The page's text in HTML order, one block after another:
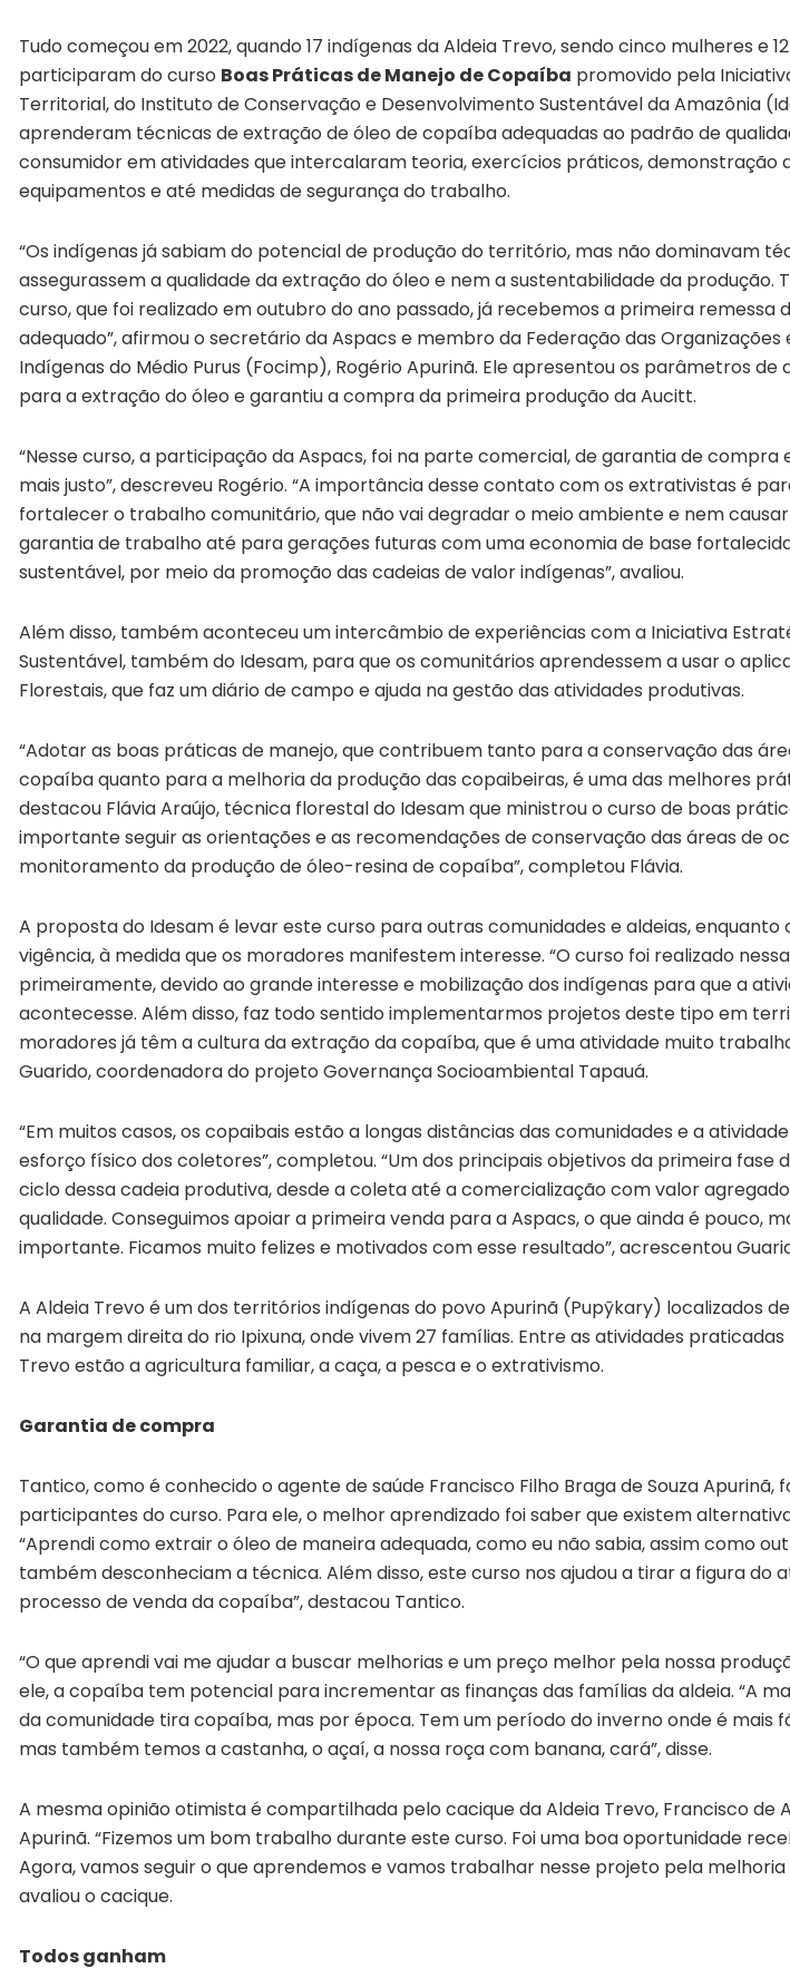
Tudo começou em 2022, quando 17 indígenas da Aldeia Trevo, sendo cinco mulheres e
participaram do curso Boas Práticas de Manejo de Copaíba promovido pela
Territorial, do Instituto de Conservação e Desenvolvimento Sustentável da Amazônia
aprenderam técnicas de extração de óleo de copaíba adequadas ao padrão de
consumidor em atividades que intercalaram teoria, exercícios práticos, demonstração
equipamentos e até medidas de segurança do trabalho.
“Os indígenas já sabiam do potencial de produção do território, mas não dominavam
assegurassem a qualidade da extração do óleo e nem a sustentabilidade da produção.
curso, que foi realizado em outubro do ano passado, já recebemos a primeira remessa
adequado”, afirmou o secretário da Aspacs e membro da Federação das Organizações
Indígenas do Médio Purus (Focimp), Rogério Apurinã. Ele apresentou os parâmetros de
para a extração do óleo e garantiu a compra da primeira produção da Aucitt.
“Nesse curso, a participação da Aspacs, foi na parte comercial, de garantia de compra
mais justo”, descreveu Rogério. “A importância desse contato com os extrativistas é
fortalecer o trabalho comunitário, que não vai degradar o meio ambiente e nem causar
garantia de trabalho até para gerações futuras com uma economia de base
sustentável, por meio da promoção das cadeias de valor indígenas”, avaliou.
Além disso, também aconteceu um intercâmbio de experiências com a Iniciativa
Sustentável, também do Idesam, para que os comunitários aprendessem a usar o
Florestais, que faz um diário de campo e ajuda na gestão das atividades produtivas.
“Adotar as boas práticas de manejo, que contribuem tanto para a conservação das
copaíba quanto para a melhoria da produção das copaibeiras, é uma das melhores
destacou Flávia Araújo, técnica florestal do Idesam que ministrou o curso de boas
importante seguir as orientações e as recomendações de conservação das áreas de
monitoramento da produção de óleo-resina de copaíba”, completou Flávia.
A proposta do Idesam é levar este curso para outras comunidades e aldeias,
vigência, à medida que os moradores manifestem interesse. “O curso foi realizado
primeiramente, devido ao grande interesse e mobilização dos indígenas para que a
acontecesse. Além disso, faz todo sentido implementarmos projetos deste tipo em
moradores já têm a cultura da extração da copaíba, que é uma atividade muito
Guarido, coordenadora do projeto Governança Socioambiental Tapauá.
“Em muitos casos, os copaibais estão a longas distâncias das comunidades e a
esforço físico dos coletores”, completou. “Um dos principais objetivos da primeira fase
ciclo dessa cadeia produtiva, desde a coleta até a comercialização com valor
qualidade. Conseguimos apoiar a primeira venda para a Aspacs, o que ainda é pouco,
importante. Ficamos muito felizes e motivados com esse resultado”, acrescentou
A Aldeia Trevo é um dos territórios indígenas do povo Apurinã (Pupỹkary) localizados
na margem direita do rio Ipixuna, onde vivem 27 famílias. Entre as atividades
Trevo estão a agricultura familiar, a caça, a pesca e o extrativismo.
Garantia de compra
Tantico, como é conhecido o agente de saúde Francisco Filho Braga de Souza Apurinã,
participantes do curso. Para ele, o melhor aprendizado foi saber que existem
“Aprendi como extrair o óleo de maneira adequada, como eu não sabia, assim como
também desconheciam a técnica. Além disso, este curso nos ajudou a tirar a figura do
processo de venda da copaíba”, destacou Tantico.
“O que aprendi vai me ajudar a buscar melhorias e um preço melhor pela nossa
ele, a copaíba tem potencial para incrementar as finanças das famílias da aldeia. “A
da comunidade tira copaíba, mas por época. Tem um período do inverno onde é mais
mas também temos a castanha, o açaí, a nossa roça com banana, cará”, disse.
A mesma opinião otimista é compartilhada pelo cacique da Aldeia Trevo, Francisco de
Apurinã. “Fizemos um bom trabalho durante este curso. Foi uma boa oportunidade
Agora, vamos seguir o que aprendemos e vamos trabalhar nesse projeto pela melhoria
avaliou o cacique.
Todos ganham